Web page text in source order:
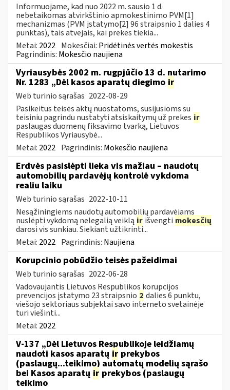
Informuojame, kad nuo 2022 m. sausio 1 d.
nebetaikomas atvirkštinio apmokestinimo PVM[1]
mechanizmas (PVM įstatymo[2] 96 straipsnio 1 dalies 4
punktas), tais atvejais, kai prekes tiekia...
Metai: 2022 Mokesčiai: Pridėtinės vertės mokestis
Pagrindinis: Mokesčio naujiena
Vyriausybės 2002 m. rugpjūčio 13 d. nutarimo
Nr. 1283 „Dėl kasos aparatų diegimo ir
Web turinio sąrašas 2022-08-29
Pasikeitus teisės aktų nuostatoms, susijusioms su
teisiniu pagrindu nustatyti atsiskaitymų už prekes ir
paslaugas duomenų fiksavimo tvarką, Lietuvos
Respublikos Vyriausybė...
Metai: 2022 Pagrindinis: Mokesčio naujiena
Erdvės pasislėpti lieka vis mažiau – naudotų
automobilių pardavėjų kontrolė vykdoma
realiu laiku
Web turinio sąrašas 2022-10-11
Nesąžiningiems naudotų automobilių pardavėjams
nuslėpti vykdomą nelegalią veiklą ir išvengti mokesčių
darosi vis sunkiau. Siekiant užtikrinti...
Metai: 2022 Pagrindinis: Naujiena
Korupcinio pobūdžio teisės pažeidimai
Web turinio sąrašas 2022-06-28
Vadovaujantis Lietuvos Respublikos korupcijos
prevencijos įstatymo 23 straipsnio 2 dalies 6 punktu,
viešojo sektoriaus subjektai savo interneto svetainėje
turi viešinti...
Metai: 2022
V-137 „Dėl Lietuvos Respublikoje leidžiamų
naudoti kasos aparatų ir prekybos
(paslaugų...teikimo) automatų modelių sąrašo
bei Kasos aparatų ir prekybos (paslaugų
teikimo